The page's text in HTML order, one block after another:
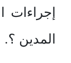
المدين ؟.